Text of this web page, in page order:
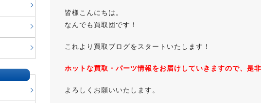
皆様こんにちは。
なんでも買取団です！
これより買取ブログをスタートいたします！
ホットな買取・パーツ情報をお届けしていきますので、是
よろしくお願いいたします。